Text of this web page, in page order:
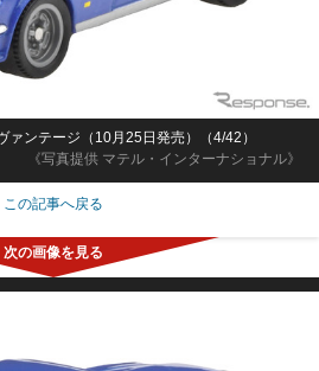
《写真提供 マテル・インターナショナル》
ァンテージ（10月25日発売）（4/42）
この記事へ戻る